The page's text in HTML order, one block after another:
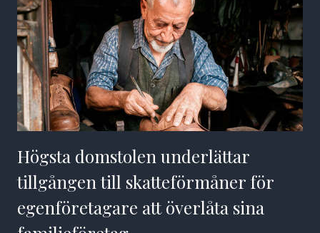
Högsta domstolen underlättar
tillgången till skatteförmåner för
egenföretagare att överlåta sina